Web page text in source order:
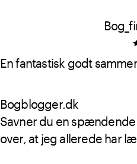
En fantastisk godt
Bogblogger.dk
Savner du en
over, at jeg allerede har